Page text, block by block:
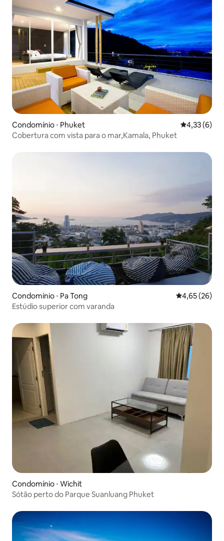
Condomínio ⋅ Phuket 4,33 de
4,33 (6)
Cobertura com vista para o mar,Kamala, Phuket
Condomínio ⋅ Pa Tong 4,65 de uma
4,65 (26)
Estúdio superior com varanda
Condomínio ⋅ Wichit
Sótão perto do Parque Suanluang Phuket